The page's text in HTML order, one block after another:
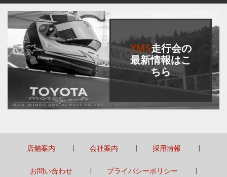
YMS走行会の
最新情報はこ
ちら
店舗案内 会社案内 採用情報
お問い合わせ プライバシーポリシー